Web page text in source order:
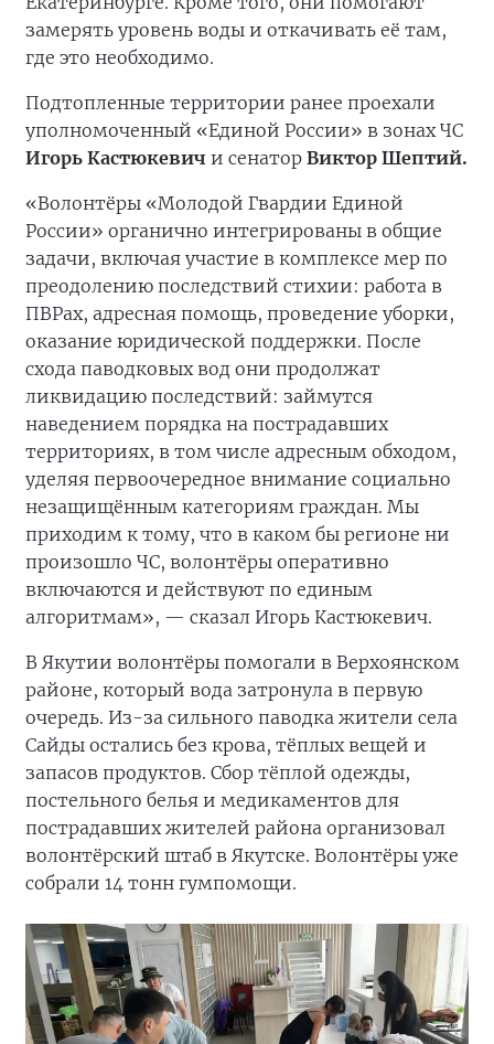
замерять уровень воды и откачивать её там,
где это необходимо.
Подтопленные территории ранее проехали
уполномоченный «Единой России» в зонах ЧС
Игорь Кастюкевич и сенатор Виктор Шептий.
«Волонтёры «Молодой Гвардии Единой
России» органично интегрированы в общие
задачи, включая участие в комплексе мер по
преодолению последствий стихии: работа в
ПВРах, адресная помощь, проведение уборки,
оказание юридической поддержки. После
схода паводковых вод они продолжат
ликвидацию последствий: займутся
наведением порядка на пострадавших
территориях, в том числе адресным обходом,
уделяя первоочередное внимание социально
незащищённым категориям граждан. Мы
приходим к тому, что в каком бы регионе ни
произошло ЧС, волонтёры оперативно
включаются и действуют по единым
алгоритмам», — сказал Игорь Кастюкевич.
В Якутии волонтёры помогали в Верхоянском
районе, который вода затронула в первую
очередь. Из-за сильного паводка жители села
Сайды остались без крова, тёплых вещей и
запасов продуктов. Сбор тёплой одежды,
постельного белья и медикаментов для
пострадавших жителей района организовал
волонтёрский штаб в Якутске. Волонтёры уже
собрали 14 тонн гумпомощи.